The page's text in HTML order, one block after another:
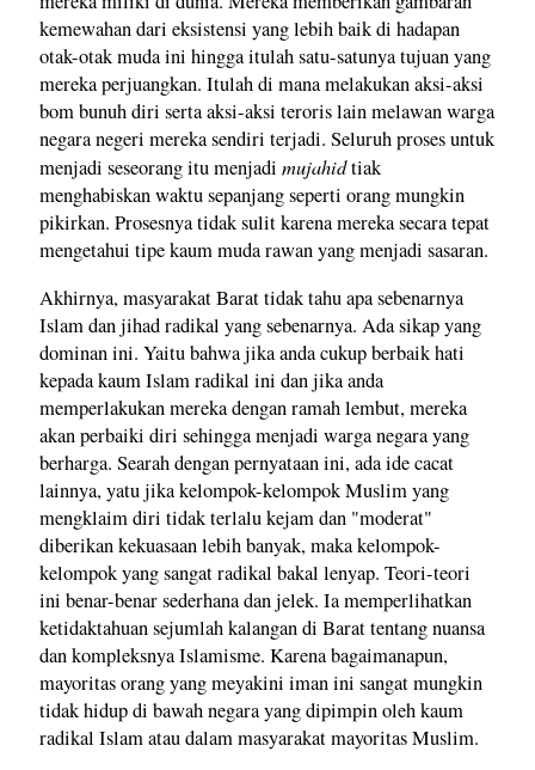
kemewahan dari eksistensi yang lebih baik di hadapan
otak-otak muda ini hingga itulah satu-satunya tujuan yang
mereka perjuangkan. Itulah di mana melakukan aksi-aksi
bom bunuh diri serta aksi-aksi teroris lain melawan warga
negara negeri mereka sendiri terjadi. Seluruh proses untuk
menjadi seseorang itu menjadi mujahidtiak
menghabiskan waktu sepanjang seperti orang mungkin
pikirkan. Prosesnya tidak sulit karena mereka secara tepat
mengetahui tipe kaum muda rawan yang menjadi sasaran.
Akhirnya, masyarakat Barat tidak tahu apa sebenarnya
Islam dan jihad radikal yang sebenarnya. Ada sikap yang
dominan ini. Yaitu bahwa jika anda cukup berbaik hati
kepada kaum Islam radikal ini dan jika anda
memperlakukan mereka dengan ramah lembut, mereka
akan perbaiki diri sehingga menjadi warga negara yang
berharga. Searah dengan pernyataan ini, ada ide cacat
lainnya, yatu jika kelompok-kelompok Muslim yang
mengklaim diri tidak terlalu kejam dan "moderat"
diberikan kekuasaan lebih banyak, maka kelompok-
kelompok yang sangat radikal bakal lenyap. Teori-teori
ini benar-benar sederhana dan jelek. Ia memperlihatkan
ketidaktahuan sejumlah kalangan di Barat tentang nuansa
dan kompleksnya Islamisme. Karena bagaimanapun,
mayoritas orang yang meyakini iman ini sangat mungkin
tidak hidup di bawah negara yang dipimpin oleh kaum
radikal Islam atau dalam masyarakat mayoritas Muslim.